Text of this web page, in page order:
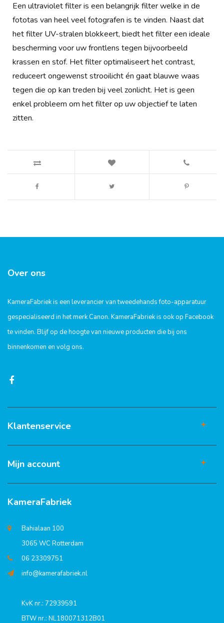
Een ultraviolet filter is een belangrijk filter welke in de
fototas van heel veel fotografen is te vinden. Naast dat
het filter UV-stralen blokkeert, biedt het filter een ideale
bescherming voor uw frontlens tegen bijvoorbeeld
krassen en stof. Het filter optimaliseert het contrast,
reduceert ongewenst strooilicht én gaat blauwe waas
tegen die op kan treden bij veel zonlicht. Het is geen
enkel probleem om het filter op uw objectief te laten
zitten.
Over ons
KameraFabriek is een leverancier van tweedehands foto-apparatuur
gespecialiseerd in het merk Canon. KameraFabriek is ook op Facebook
te vinden. Blijf op de hoogte van nieuwe producten die bij ons
binnenkomen en volg ons.
Klantenservice
Mijn account
KameraFabriek
Bahialaan 100
3065 WC Rotterdam
06 23309751
info@kamerafabriek.nl
KvK nr.: 72939591
BTW nr.: NL180071312B01